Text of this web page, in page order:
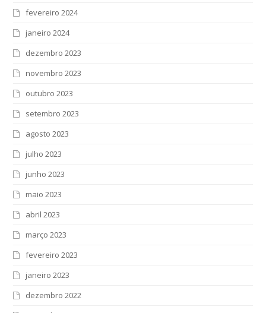
fevereiro 2024
janeiro 2024
dezembro 2023
novembro 2023
outubro 2023
setembro 2023
agosto 2023
julho 2023
junho 2023
maio 2023
abril 2023
março 2023
fevereiro 2023
janeiro 2023
dezembro 2022